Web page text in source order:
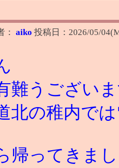
： aiko 投稿日： 2026/05/
難うござい
北の稚内で
帰ってきま